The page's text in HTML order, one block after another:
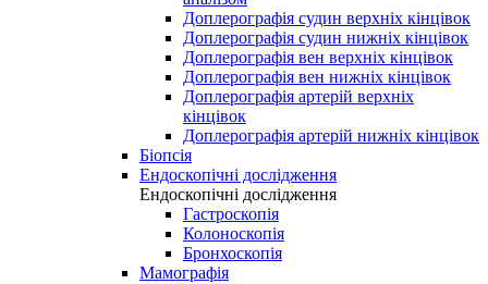
Доплерографія судин верхніх кінцівок
Доплерографія судин нижніх кінцівок
Доплерографія вен верхніх кінцівок
Доплерографія вен нижніх кінцівок
Доплерографія артерій верхніх
кінцівок
Доплерографія артерій нижніх кінцівок
Біопсія
Ендоскопічні дослідження
Ендоскопічні дослідження
Гастроскопія
Колоноскопія
Бронхоскопія
Мамографія